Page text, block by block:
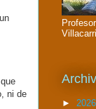
ni de
► 2026